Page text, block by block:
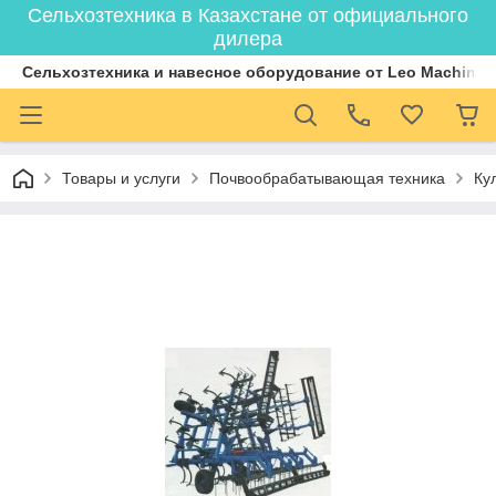
Сельхозтехника в Казахстане от официального
дилера
Cельхозтехника и навесное оборудование от Leo
Товары и услуги Почвообрабатывающая техника